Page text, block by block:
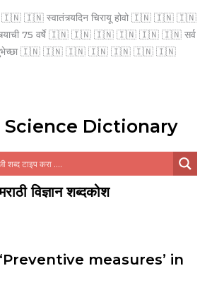
स्वातंत्र्यदिन चिरायू होवो 🇮🇳 🇮🇳 🇮🇳
75 वर्षे 🇮🇳 🇮🇳 🇮🇳 🇮🇳 🇮🇳 🇮🇳 सर्व
शुभेच्छा 🇮🇳 🇮🇳 🇮🇳 🇮🇳 🇮🇳 🇮🇳 🇮🇳
Science Dictionary
विज्ञान शब्दकोश
measures’ in